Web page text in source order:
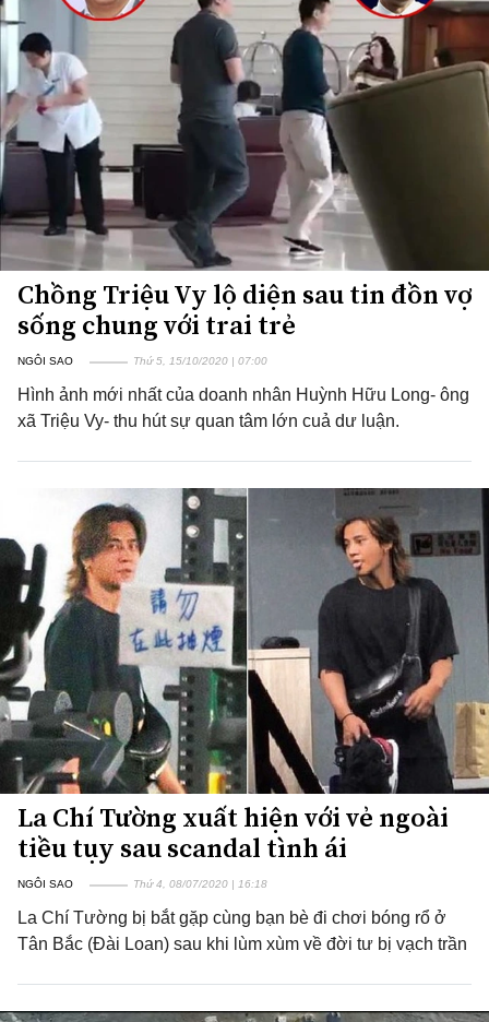
Chồng Triệu Vy lộ diện sau tin đồn vợ
sống chung với trai trẻ
NGÔI SAO Thứ 5, 15/10/2020 | 07:00
Hình ảnh mới nhất của doanh nhân Huỳnh Hữu Long- ông
xã Triệu Vy- thu hút sự quan tâm lớn cuả dư luận.
La Chí Tường xuất hiện với vẻ ngoài
tiều tụy sau scandal tình ái
NGÔI SAO Thứ 4, 08/07/2020 | 16:18
La Chí Tường bị bắt gặp cùng bạn bè đi chơi bóng rổ ở
Tân Bắc (Đài Loan) sau khi lùm xùm về đời tư bị vạch trần